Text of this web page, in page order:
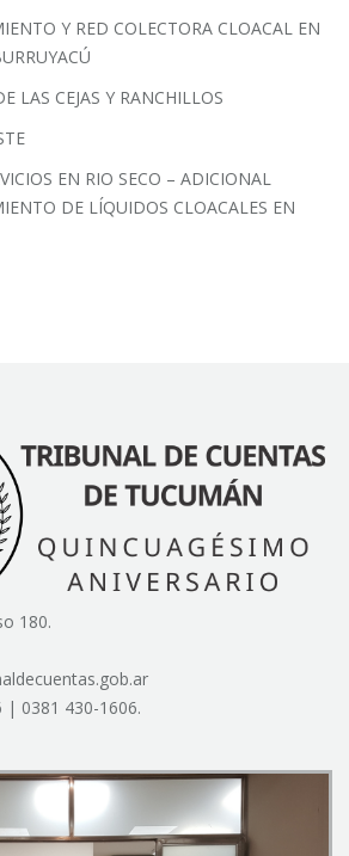
Y RED COLECTORA CLOACAL EN
LAS CEJAS Y RANCHILLOS
EN RIO SECO – ADICIONAL
DE LÍQUIDOS CLOACALES EN
180.
| 0381 430-1606.